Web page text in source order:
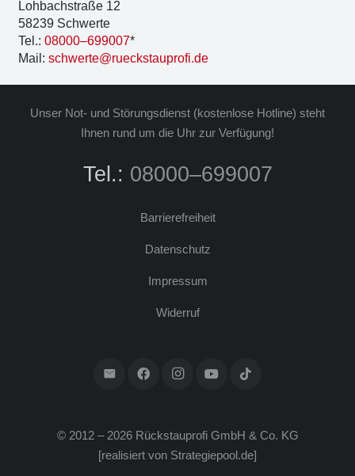
Loh­bach­stra­ße 12
58239 Schwer­te
Tel.: 08000–699007*
Mail: schwerte@rueckstauprofi.de
Unser Not- und Stö­rungs­dienst (kos­ten­lo­se Hot­line) steht
Ihnen rund um die Uhr zur Ver­fü­gung!
Tel.: 08000–699007
Bar­rie­re­frei­heit
Daten­schutz
Impres­sum
Wider­ruf
© 2012 – 2026 Rück­stau­pro­fi GmbH & Co. KG
[rea­li­siert von Strategiepool.de]